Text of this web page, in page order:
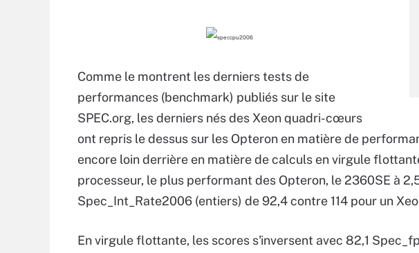
Comme le montrent les derniers tests de
performances (benchmark) publiés sur le site
SPEC.org, les derniers nés des Xeon quadri-cœurs
ont repris le dessus sur les Opteron en matière de
encore loin derrière en matière de calculs en virgule
processeur, le plus performant des Opteron, le 2360SE à
Spec_Int_Rate2006 (entiers) de 92,4 contre 114 pour un
En virgule flottante, les scores s'inversent avec 82,1